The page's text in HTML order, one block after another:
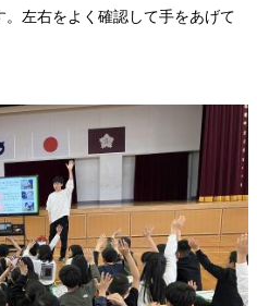
左右をよく確認して手をあげて